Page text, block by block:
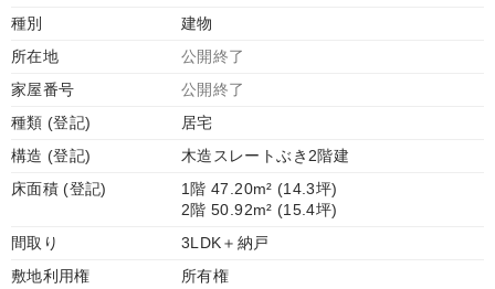
種別
建物
所在地
公開終了
家屋番号
公開終了
種類 (登記)
居宅
構造 (登記)
木造スレートぶき2階建
床面積 (登記)
1階 47.20m² (14.3坪)
2階 50.92m² (15.4坪)
間取り
3LDK＋納戸
敷地利用権
所有権